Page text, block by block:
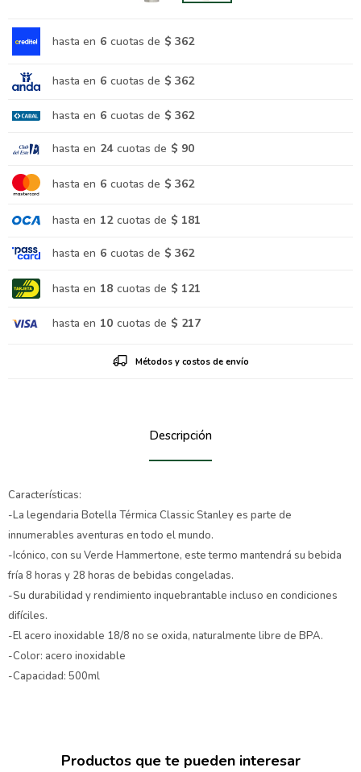
hasta en 6 cuotas de $ 362
hasta en 6 cuotas de $ 362
hasta en 6 cuotas de $ 362
hasta en 24 cuotas de $ 90
hasta en 6 cuotas de $ 362
hasta en 12 cuotas de $ 181
hasta en 6 cuotas de $ 362
hasta en 18 cuotas de $ 121
hasta en 10 cuotas de $ 217
Métodos y costos de envío
Descripción
Características:
-La legendaria Botella Térmica Classic Stanley es parte de
innumerables aventuras en todo el mundo.
-Icónico, con su Verde Hammertone, este termo mantendrá su bebida
fría 8 horas y 28 horas de bebidas congeladas.
-Su durabilidad y rendimiento inquebrantable incluso en condiciones
difíciles.
-El acero inoxidable 18/8 no se oxida, naturalmente libre de BPA.
-Color: acero inoxidable
-Capacidad: 500ml
Productos que te pueden interesar